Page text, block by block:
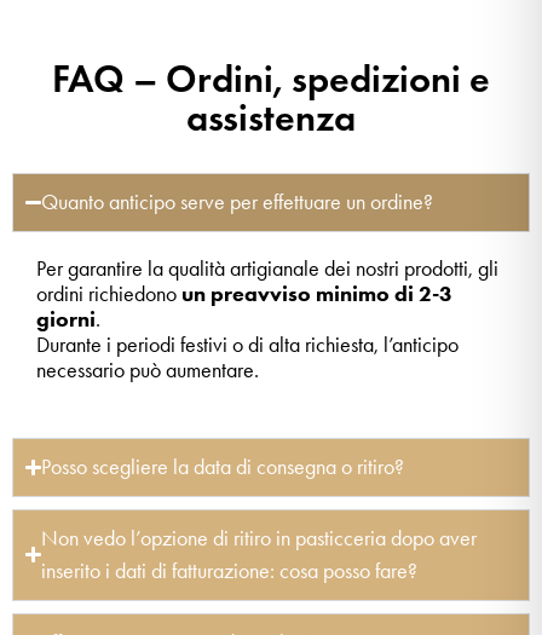
FAQ – Ordini, spedizioni e
assistenza
Quanto anticipo serve per effettuare un ordine?
Per garantire la qualità artigianale dei nostri prodotti, gli
ordini richiedono un preavviso minimo di 2-3
giorni.
Durante i periodi festivi o di alta richiesta, l’anticipo
necessario può aumentare.
Posso scegliere la data di consegna o ritiro?
Non vedo l’opzione di ritiro in pasticceria dopo aver
inserito i dati di fatturazione: cosa posso fare?